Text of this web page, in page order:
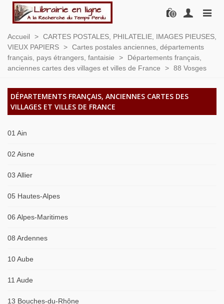
0
Accueil > CARTES POSTALES, PHILATELIE, IMAGES PIEUSES,
VIEUX PAPIERS > Cartes postales anciennes, départements
français, pays étrangers, fantaisie
>
Départements français,
anciennes cartes des villages et villes de France
> 88 Vosges
DÉPARTEMENTS FRANÇAIS, ANCIENNES CARTES DES
VILLAGES ET VILLES DE FRANCE
01 Ain
02 Aisne
03 Allier
05 Hautes-Alpes
06 Alpes-Maritimes
08 Ardennes
10 Aube
11 Aude
13 Bouches-du-Rhône